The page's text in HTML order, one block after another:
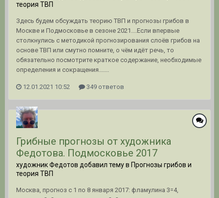
теория ТВП
Здесь будем обсуждать теорию ТВП и прогнозы грибов в
Москве и Подмосковье в сезоне 2021....Если впервые
столкнулись с методикой прогнозирования слоёв грибов на
основе ТВП или смутно помните, о чём идёт речь, то
обязательно посмотрите краткое содержание, необходимые
определения и сокращения.......
12.01.2021 10:52 349 ответов
Грибные прогнозы от художника
Федотова. Подмосковье 2017
художник Федотов добавил тему в Прогнозы грибов и
теория ТВП
Москва, прогноз с 1 по 8 января 2017: фламулина 3=4,